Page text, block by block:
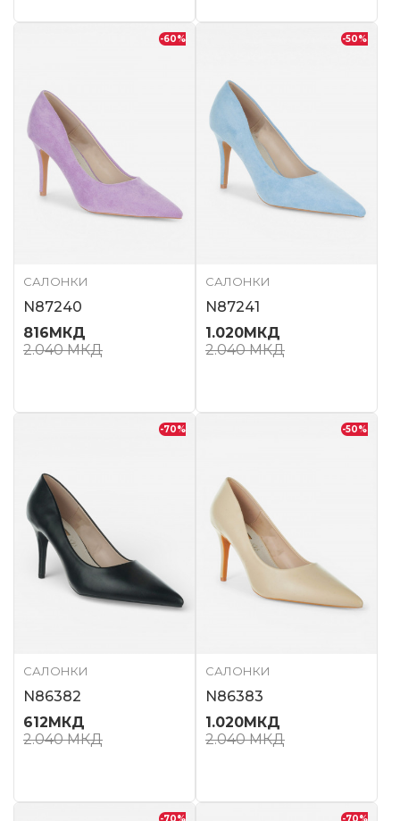
-60%
САЛОНКИ
N87240
816МКД
2.040МКД
-50%
САЛОНКИ
N87241
1.020МКД
2.040МКД
-70%
САЛОНКИ
N86382
612МКД
2.040МКД
-50%
САЛОНКИ
N86383
1.020МКД
2.040МКД